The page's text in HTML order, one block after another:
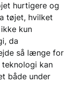
hurtigere og
tøjet, hvilket
kun
da
så længe for
kan
både under